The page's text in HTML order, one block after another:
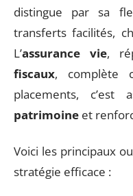
distingue par sa
transferts facilités,
L’assurance vie,
fiscaux, complète
placements,
patrimoine et
Voici les principaux
stratégie efficace :